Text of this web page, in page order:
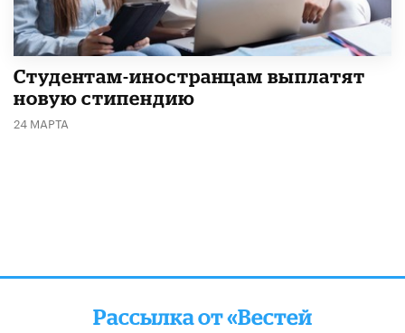
Студентам-иностранцам выплатят
новую стипендию
24 МАРТА
Рассылка от «Вестей